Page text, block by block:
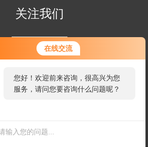
在线交流
您好！欢迎前来咨询，很高兴为您
服务，请问您要咨询什么问题呢？
了需求产品，您可以直接在线与我
联系！
关注我们